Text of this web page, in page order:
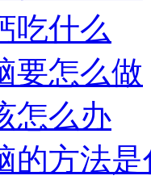
吃什么
要怎么做
怎么办
的方法是